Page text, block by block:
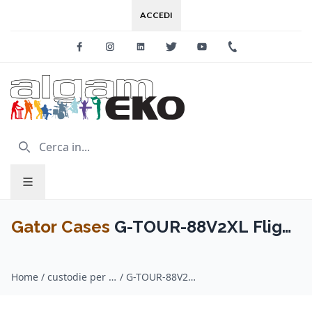
ACCEDI
FacebookInstagramLinkedinTwitter Youtube
Gator Cases G-TOUR-88V2XL Flight
Large con rotelle
Home / custodie per tastiera / Gator Cases / G-TOUR-88V2XL Flight Case ATA Tastiera 88 tasti Extra Large con rotelle